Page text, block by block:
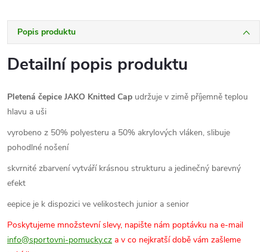
Popis produktu
Detailní popis produktu
Pletená čepice JAKO Knitted Cap udržuje v zimě příjemně teplou
hlavu a uši
vyrobeno z 50% polyesteru a 50% akrylových vláken, slibuje
pohodlné nošení
skvrnité zbarvení vytváří krásnou strukturu a jedinečný barevný
efekt
eepice je k dispozici ve velikostech junior a senior
Poskytujeme množstevní slevy, napište nám poptávku na e-mail
info@sportovni-pomucky.cz a v co nejkratší době vám zašleme